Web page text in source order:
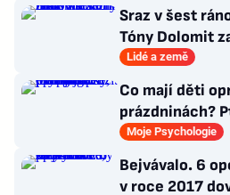
Sraz v šest
Tóny Dolomit
3000 metrech
Lidé a země
Co mají děti
prázdninách?
psycholožky,
pedagogů
Moje Psychologie
Bejvávalo. 6
v roce 2017